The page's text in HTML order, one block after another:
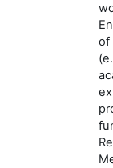
of